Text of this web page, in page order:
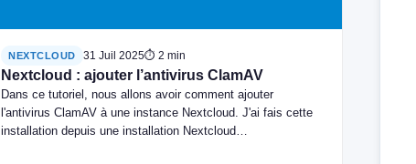
NEXTCLOUD 31 Juil 2025⏱ 2 min
Nextcloud : ajouter l’antivirus ClamAV
Dans ce tutoriel, nous allons avoir comment ajouter
l'antivirus ClamAV à une instance Nextcloud. J'ai fais cette
installation depuis une installation Nextcloud…